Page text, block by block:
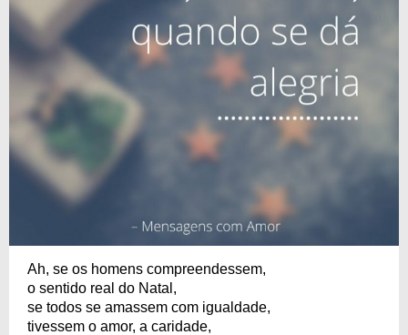
Ah, se os homens compreendessem,
o sentido real do Natal,
se todos se amassem com igualdade,
tivessem o amor, a caridade,